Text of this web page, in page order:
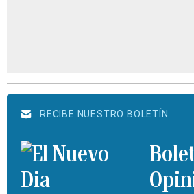
RECIBE NUESTRO BOLETÍN